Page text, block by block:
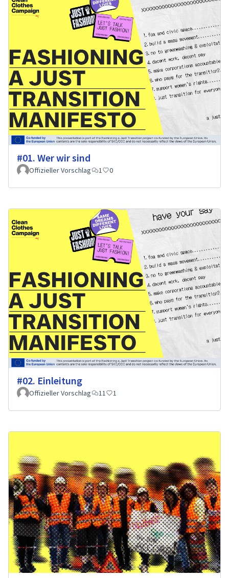
#01. Wer wir sind
Offizieller Vorschlag 1 0
#02. Einleitung
Offizieller Vorschlag 11 1